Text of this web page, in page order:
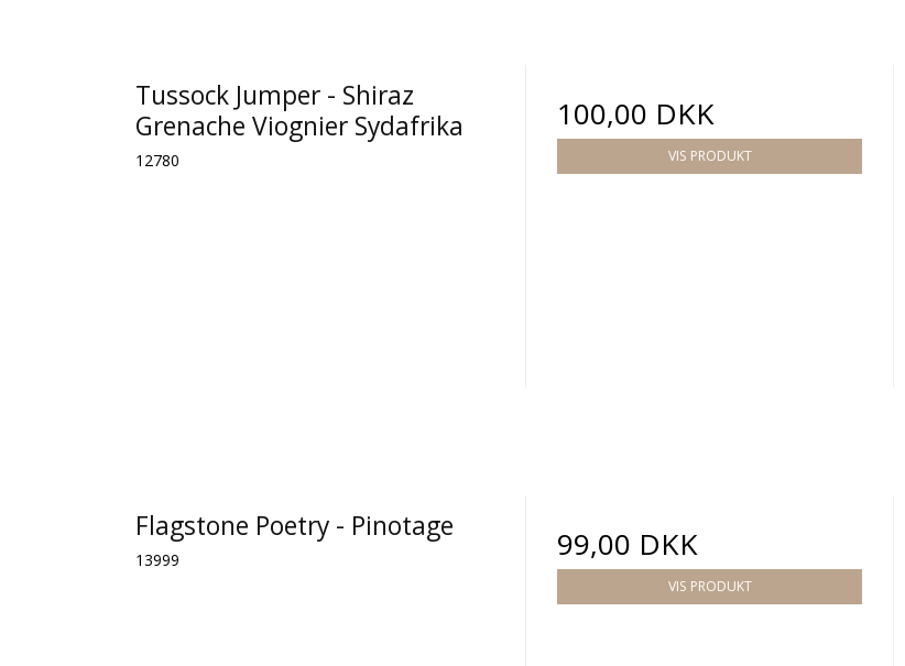
Tussock Jumper - Shiraz
Grenache Viognier Sydafrika
12780
100,00 DKK
VIS PRODUKT
Flagstone Poetry - Pinotage
13999 99,00 DKK
VIS PRODUKT